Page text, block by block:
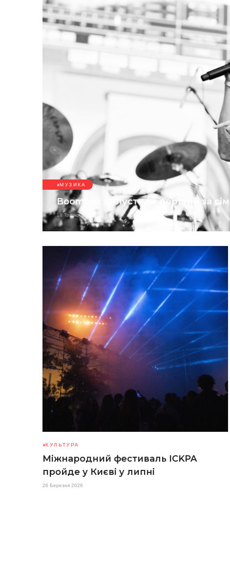
МУЗИКА
Boombox випустили перший за сім
18 Травня 2026
КУЛЬТУРА
Міжнародний фестиваль ICKPA
пройде у Києві у липні
26 Березня 2026